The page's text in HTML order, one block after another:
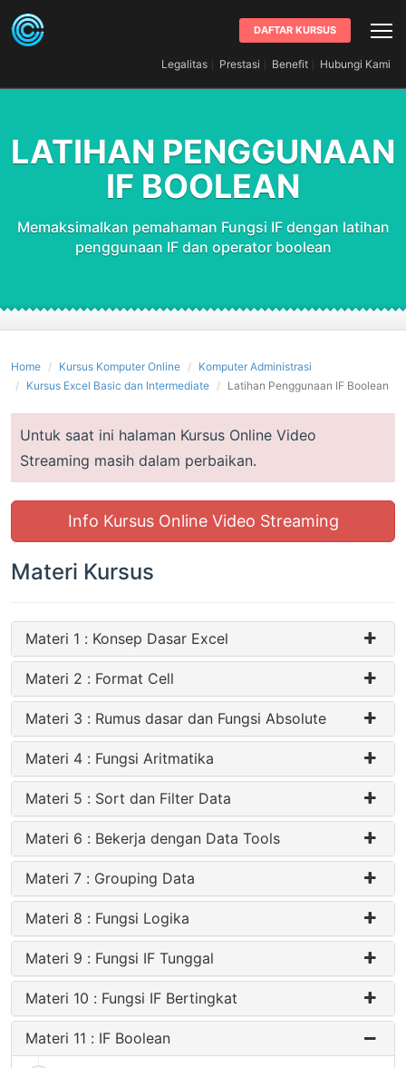
DAFTAR KURSUS
Legalitas Prestasi Benefit Hubungi Kami
LATIHAN PENGGUNAAN
IF BOOLEAN
Memaksimalkan pemahaman Fungsi IF dengan latihan
penggunaan IF dan operator boolean
Home Kursus Komputer Online
Komputer Administrasi
Kursus Excel Basic dan Intermediate
Latihan Penggunaan IF Boolean
Untuk saat ini halaman Kursus Online Video
Streaming masih dalam perbaikan.
Info Kursus Online Video Streaming
Materi Kursus
Materi 1 : Konsep Dasar Excel
Materi 2 : Format Cell
Materi 3 : Rumus dasar dan Fungsi Absolute
Materi 4 : Fungsi Aritmatika
Materi 5 : Sort dan Filter Data
Materi 6 : Bekerja dengan Data Tools
Materi 7 : Grouping Data
Materi 8 : Fungsi Logika
Materi 9 : Fungsi IF Tunggal
Materi 10 : Fungsi IF Bertingkat
Materi 11 : IF Boolean